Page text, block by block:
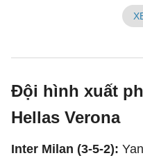
Đội hình xuất
Hellas Verona
Inter Milan (3-5-2):